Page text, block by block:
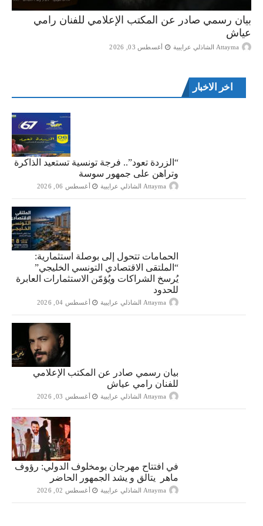
بيان رسمي صادر عن المكتب الإعلامي للفنان رامي
عياش
Attayma الشاذلي عرايبية أغسطس 03, 2026
اخر الاخبار
“الزردة تعود”.. فرجة تونسية تستعيد الذاكرة
وتراهن على جمهور سوسة
Attayma الشاذلي عرايبية أغسطس 06, 2026
الحمامات تتحول إلى بوصلة استثمارية:
“الملتقى الاقتصادي التونسي الخليجي”
يُرسخ الشراكات ويُؤمّن الاستثمارات العابرة
للحدود
Attayma الشاذلي عرايبية أغسطس 04, 2026
بيان رسمي صادر عن المكتب الإعلامي
للفنان رامي عياش
Attayma الشاذلي عرايبية أغسطس 03, 2026
في افتتاح مهرجان بومخلوف الدولي: رؤوف
ماهر يتالق و يشد الجمهور الحاضر
Attayma الشاذلي عرايبية أغسطس 02, 2026